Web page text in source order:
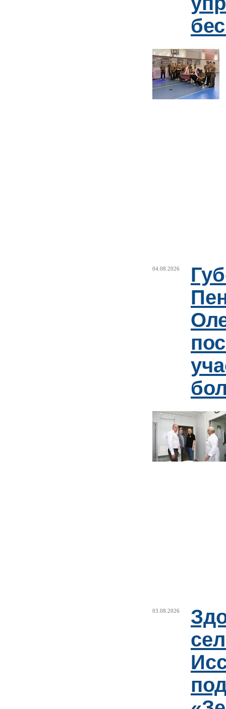
04.08.2026
03.08.2026